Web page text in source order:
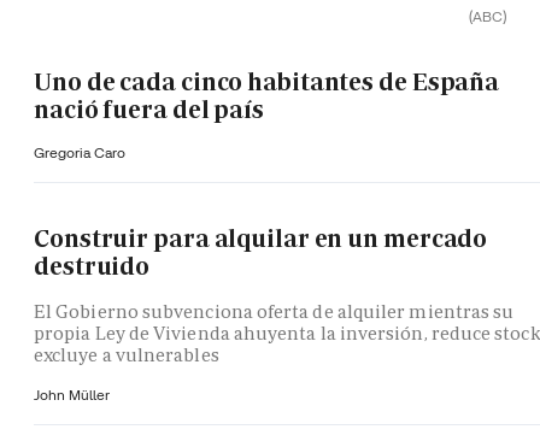
(ABC)
Uno de cada cinco habitantes de España
nació fuera del país
Gregoria Caro
Construir para alquilar en un mercado
destruido
El Gobierno subvenciona oferta de alquiler mientras su
propia Ley de Vivienda ahuyenta la inversión, reduce
excluye a vulnerables
John Müller